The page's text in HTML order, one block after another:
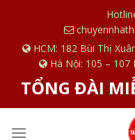
c
HCM: 182 Bùi Thị
Hà Nội: 105 – 107
TỔNG ĐÀI